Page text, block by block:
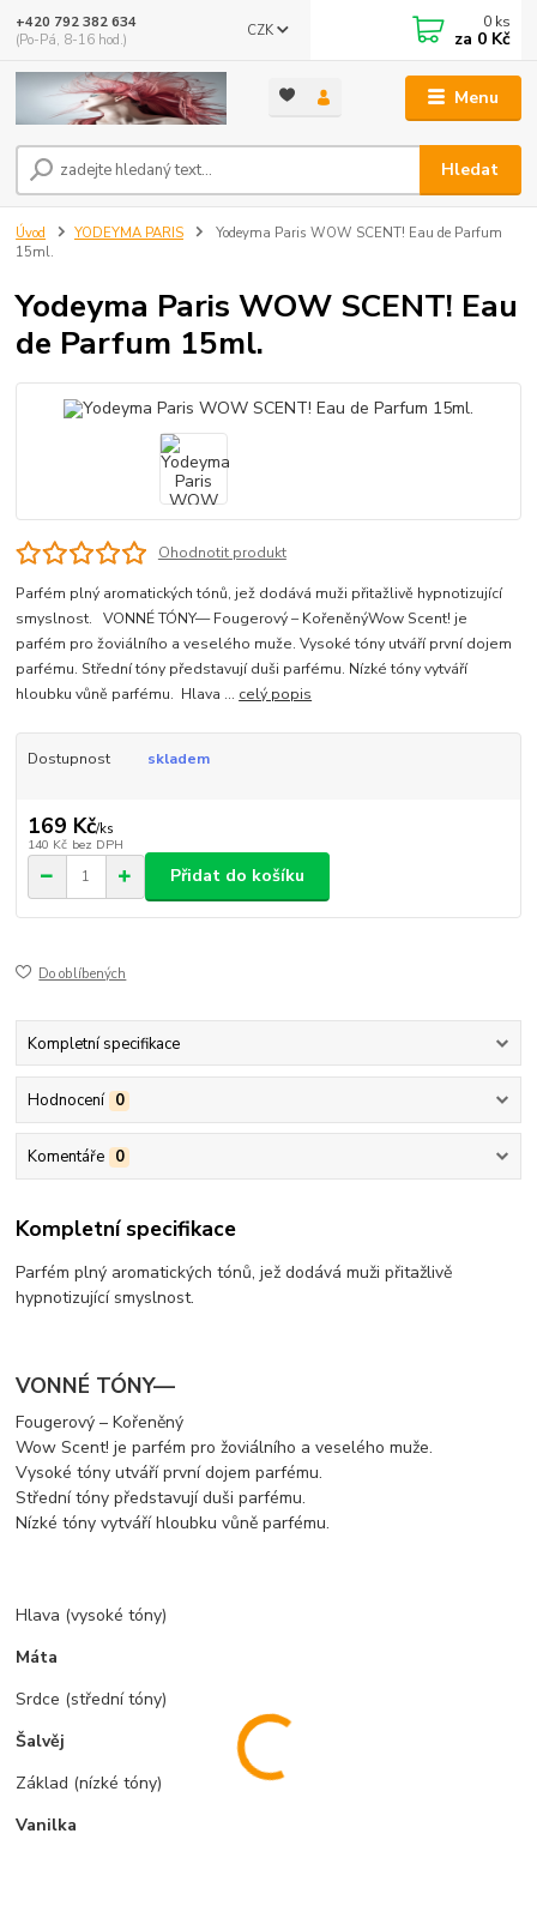
Menu
CZK
Hledat
+420 792 382 634
(Po-Pá, 8-16 hod.)
0 ks
za 0 Kč
Úvod YODEYMA PARIS
Yodeyma Paris WOW SCENT! Eau de Parfum
15ml.
Yodeyma Paris WOW SCENT! Eau
de Parfum 15ml.
Ohodnotit produkt
Parfém plný aromatických tónů, jež dodává muži přitažlivě hypnotizující
smyslnost. VONNÉ TÓNY— Fougerový – KořeněnýWow Scent! je
parfém pro žoviálního a veselého muže. Vysoké tóny utváří první dojem
parfému. Střední tóny představují duši parfému. Nízké tóny vytváří
hloubku vůně parfému. Hlava ... celý popis
Dostupnost skladem
169 Kč/ks
140 Kč bez DPH
Přidat do košíku
Do oblíbených
Kompletní specifikace
Hodnocení 0
Komentáře 0
Kompletní specifikace
Parfém plný aromatických tónů, jež dodává muži přitažlivě
hypnotizující smyslnost.
VONNÉ TÓNY—
Fougerový – Kořeněný
Wow Scent! je parfém pro žoviálního a veselého muže.
Vysoké tóny utváří první dojem parfému.
Střední tóny představují duši parfému.
Nízké tóny vytváří hloubku vůně parfému.
Hlava (vysoké tóny)
Máta
Srdce (střední tóny)
Šalvěj
Základ (nízké tóny)
Vanilka